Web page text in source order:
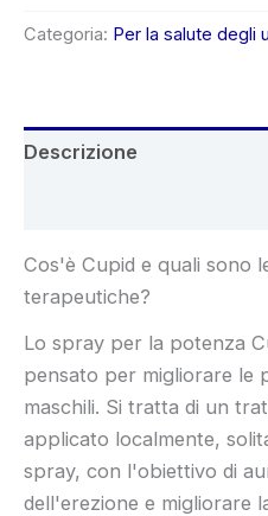
Categoria: Per la salute degli
Descrizione
Cos'è Cupid e quali sono
terapeutiche?
Lo spray per la potenza
pensato per migliorare le
maschili. Si tratta di un
applicato localmente,
spray, con l'obiettivo di
dell'erezione e migliorare